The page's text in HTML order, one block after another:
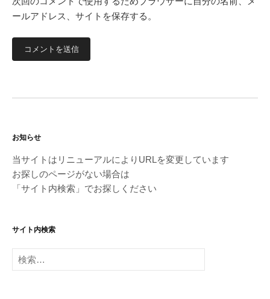
ールアドレス、サイトを保存する。
お知らせ
当サイトはリニューアルによりURLを変更しています
お探しのページがない場合は
「サイト内検索」でお探しください
サイト内検索
検
索: